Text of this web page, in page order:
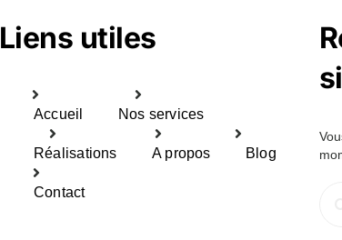
Liens utiles
Accueil Nos services
Réalisations A propos Blog
Contact